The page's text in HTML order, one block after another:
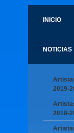
INICIO
NOTICIAS
2019-
2018-